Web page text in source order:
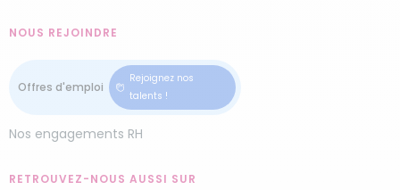
NOUS REJOINDRE
Rejoignez nos
talents !
Nos engagements RH
RETROUVEZ-NOUS AUSSI SUR